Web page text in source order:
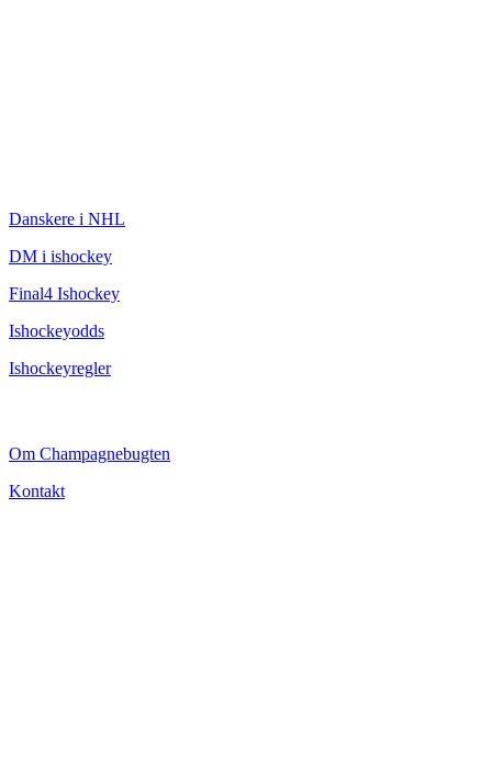
Danskere i NHL
DM i ishockey
Final4 Ishockey
Ishockeyodds
Ishockeyregler
Om Champagnebugten
Kontakt